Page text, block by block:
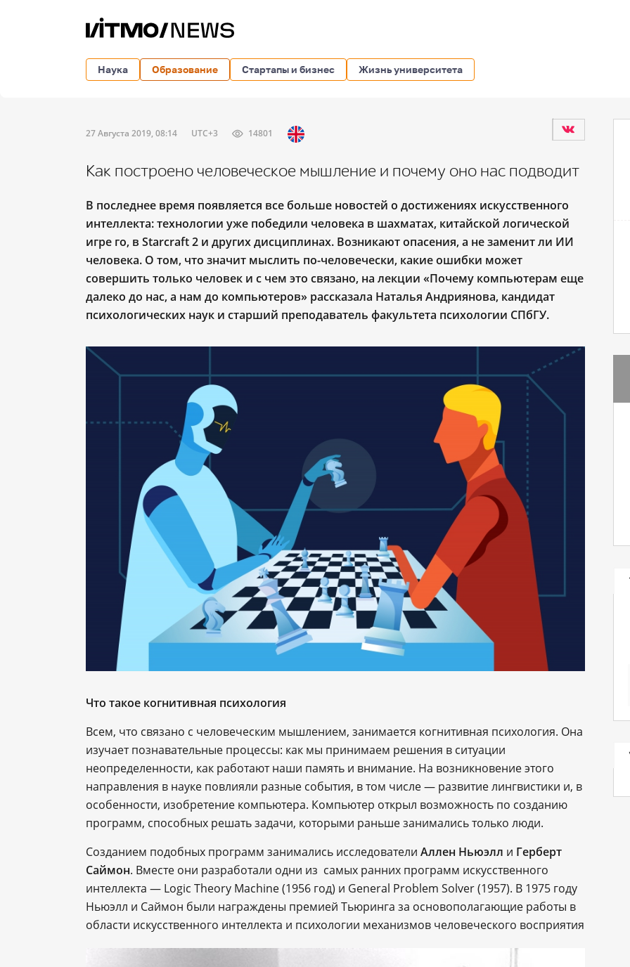
Наука Образование Стартапы и бизнес Жизнь университета
27 Августа 2019, 08:14 UTC+3 14801
Как построено человеческое мышление и почему оно нас подводит
В последнее время появляется все больше новостей о достижениях искусственного
интеллекта: технологии уже победили человека в шахматах, китайской логической
игре го, в Starcraft 2 и других дисциплинах. Возникают опасения, а не заменит ли ИИ
человека. О том, что значит мыслить по-человечески, какие ошибки может
совершить только человек и с чем это связано, на лекции «Почему компьютерам еще
далеко до нас, а нам до компьютеров» рассказала Наталья Андриянова, кандидат
психологических наук и старший преподаватель факультета психологии СПбГУ.
Что такое когнитивная психология
Всем, что связано с человеческим мышлением, занимается когнитивная психология. Она
изучает познавательные процессы: как мы принимаем решения в ситуации
неопределенности, как работают наши память и внимание. На возникновение этого
направления в науке повлияли разные события, в том числе — развитие лингвистики и, в
особенности, изобретение компьютера. Компьютер открыл возможность по созданию
программ, способных решать задачи, которыми раньше занимались только люди.
Созданием подобных программ занимались исследователи Аллен Ньюэлл и Герберт
Саймон. Вместе они разработали одни из самых ранних программ искусственного
интеллекта — Logic Theory Machine (1956 год) и General Problem Solver (1957). В 1975 году
Ньюэлл и Саймон были награждены премией Тьюринга за основополагающие работы в
области искусственного интеллекта и психологии механизмов человеческого восприятия